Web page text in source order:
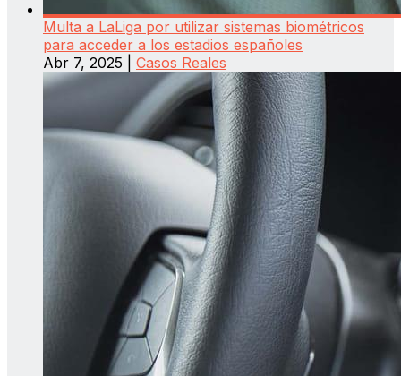
Multa a LaLiga por utilizar sistemas biométricos
para acceder a los estadios españoles
Abr 7, 2025
Casos Reales